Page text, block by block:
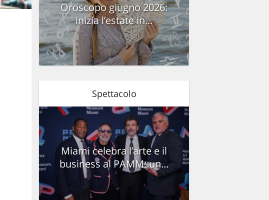
Oroscopo giugno 2026:
inizia l’estate in...
Spettacolo
Miami celebra l’arte e il
business al PAMM: un...